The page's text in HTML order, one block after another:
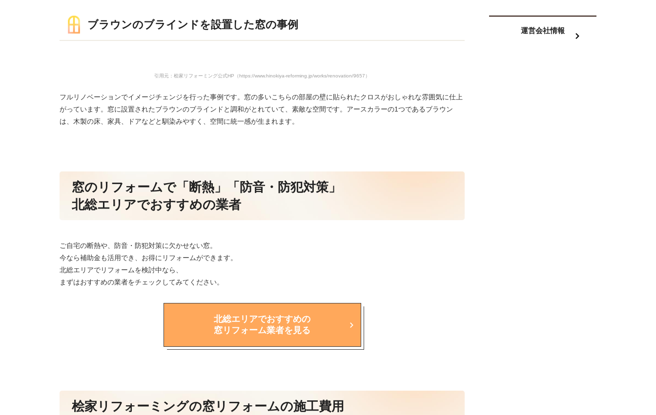
ブラウンのブラインドを設置した窓の事例
引用元：桧家リフォーミング公式HP（https://www.hinokiya-reforming.jp/works/renovation/9657）
フルリノベーションでイメージチェンジを行った事例です。窓の多いこちらの部屋の壁に貼られたクロスがおしゃれな雰囲気に仕上
がっています。窓に設置されたブラウンのブラインドと調和がとれていて、素敵な空間です。アースカラーの1つであるブラウン
は、木製の床、家具、ドアなどと馴染みやすく、空間に統一感が生まれます。
窓のリフォームで「断熱」「防音・防犯対策」
北総エリアでおすすめの業者
ご自宅の断熱や、防音・防犯対策に欠かせない窓。
今なら補助金も活用でき、お得にリフォームができます。
北総エリアでリフォームを検討中なら、
まずはおすすめの業者をチェックしてみてください。
北総エリアでおすすめの
窓リフォーム業者を見る
桧家リフォーミングの窓リフォームの施工費用
運営会社情報